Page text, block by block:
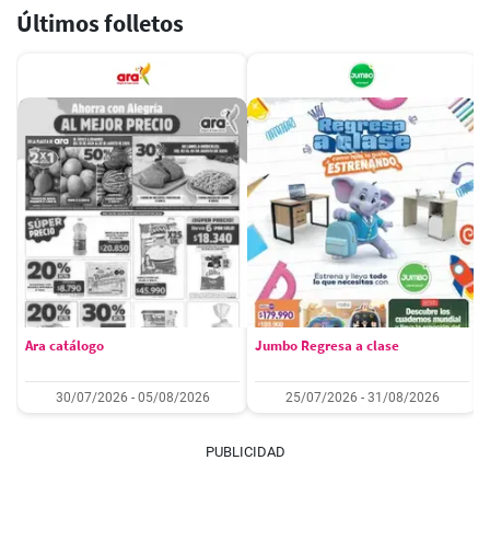
Últimos folletos
Ara catálogo
30/07/2026 - 05/08/2026
Jumbo Regresa a clase
25/07/2026 - 31/08/2026
PUBLICIDAD